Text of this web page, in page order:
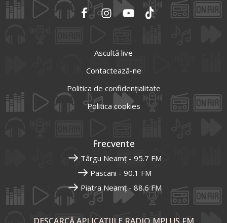
Ascultă live
Contactează-ne
Politica de confidențialitate
Politica cookies
Frecvente
Târgu Neamț - 95.7 FM
Pascani - 90.1 FM
Piatra Neamț - 88.6 FM